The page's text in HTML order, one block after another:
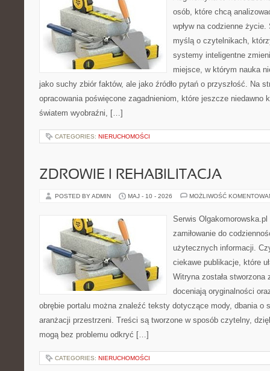
osób, które chcą
wpływ na codzienne
myślą o czytelnikach,
systemy inteligentne
miejsce, w którym nauka
jako suchy zbiór faktów, ale jako źródło pytań o przyszłość. Na
opracowania poświęcone zagadnieniom, które jeszcze niedawno
światem wyobraźni, […]
CATEGORIES: NIERUCHOMOŚCI
ZDROWIE I REHABILITACJA
POSTED BY ADMIN MAJ - 10 - 2026 MOŻLIWOŚĆ
Serwis
zamiłowanie do
użytecznych informacji.
ciekawe publikacje, które
Witryna została
doceniają oryginalności
obrębie portalu można znaleźć teksty dotyczące mody, dbania o
aranżacji przestrzeni. Treści są tworzone w sposób czytelny,
mogą bez problemu odkryć […]
CATEGORIES: NIERUCHOMOŚCI